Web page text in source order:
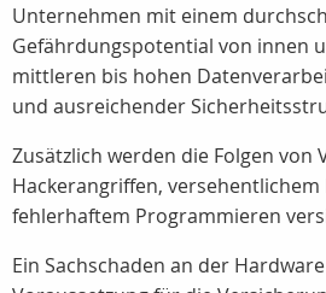
Unternehmen mit einem
Gefährdungspotential von innen
mittleren bis hohen
und ausreichender
Zusätzlich werden die Folgen von
Hackerangriffen, versehentlichem
fehlerhaftem Programmieren
Ein Sachschaden an der